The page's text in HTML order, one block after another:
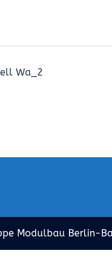
Wa_2
Modulbau Berlin-